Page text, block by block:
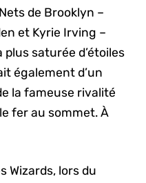
de Brooklyn –
et Kyrie Irving –
plus saturée d’étoiles
également d’un
la fameuse rivalité
fer au sommet. À
Wizards, lors du